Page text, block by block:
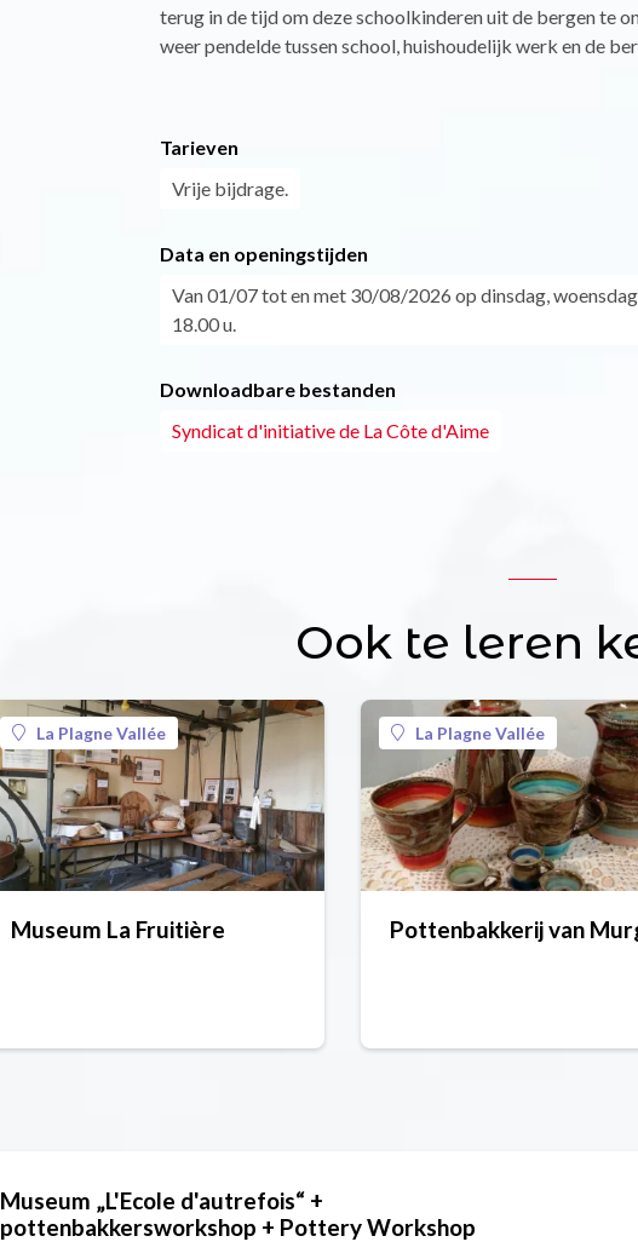
terug in de tijd om deze schoolkinderen uit de bergen te
weer pendelde tussen school, huishoudelijk werk en de
Tarieven
Vrije bijdrage.
Data en openingstijden
Van 01/07 tot en met 30/08/2026 op dinsdag,
18.00 u.
Downloadbare bestanden
Syndicat d'initiative de La Côte d'Aime
Ook te leren
La Plagne Vallée
Museum La Fruitière
La Plagne Vallée
Pottenbakkerij van
Museum „L'Ecole d'autrefois“ +
pottenbakkersworkshop + Pottery Workshop